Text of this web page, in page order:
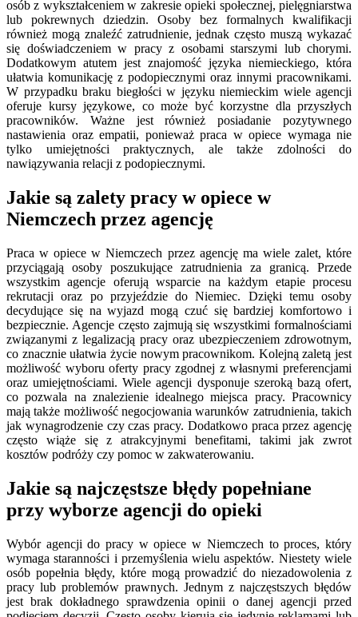
osób z wykształceniem w zakresie opieki społecznej, pielęgniarstwa
lub pokrewnych dziedzin. Osoby bez formalnych kwalifikacji
również mogą znaleźć zatrudnienie, jednak często muszą wykazać
się doświadczeniem w pracy z osobami starszymi lub chorymi.
Dodatkowym atutem jest znajomość języka niemieckiego, która
ułatwia komunikację z podopiecznymi oraz innymi pracownikami.
W przypadku braku biegłości w języku niemieckim wiele agencji
oferuje kursy językowe, co może być korzystne dla przyszłych
pracowników. Ważne jest również posiadanie pozytywnego
nastawienia oraz empatii, ponieważ praca w opiece wymaga nie
tylko umiejętności praktycznych, ale także zdolności do
nawiązywania relacji z podopiecznymi.
Jakie są zalety pracy w opiece w
Niemczech przez agencję
Praca w opiece w Niemczech przez agencję ma wiele zalet, które
przyciągają osoby poszukujące zatrudnienia za granicą. Przede
wszystkim agencje oferują wsparcie na każdym etapie procesu
rekrutacji oraz po przyjeździe do Niemiec. Dzięki temu osoby
decydujące się na wyjazd mogą czuć się bardziej komfortowo i
bezpiecznie. Agencje często zajmują się wszystkimi formalnościami
związanymi z legalizacją pracy oraz ubezpieczeniem zdrowotnym,
co znacznie ułatwia życie nowym pracownikom. Kolejną zaletą jest
możliwość wyboru oferty pracy zgodnej z własnymi preferencjami
oraz umiejętnościami. Wiele agencji dysponuje szeroką bazą ofert,
co pozwala na znalezienie idealnego miejsca pracy. Pracownicy
mają także możliwość negocjowania warunków zatrudnienia, takich
jak wynagrodzenie czy czas pracy. Dodatkowo praca przez agencję
często wiąże się z atrakcyjnymi benefitami, takimi jak zwrot
kosztów podróży czy pomoc w zakwaterowaniu.
Jakie są najczęstsze błędy popełniane
przy wyborze agencji do opieki
Wybór agencji do pracy w opiece w Niemczech to proces, który
wymaga staranności i przemyślenia wielu aspektów. Niestety wiele
osób popełnia błędy, które mogą prowadzić do niezadowolenia z
pracy lub problemów prawnych. Jednym z najczęstszych błędów
jest brak dokładnego sprawdzenia opinii o danej agencji przed